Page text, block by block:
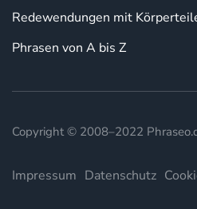
Redewendungen mit
Phrasen von A bis Z
Copyright © 2008–2022
Impressum Datenschutz